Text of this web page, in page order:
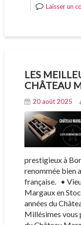
Laisser un
LES
CHÂTEAU
20 août 2025
prestigieux à
renommée bien
française. •
Margaux en
années du
Millésimes vous